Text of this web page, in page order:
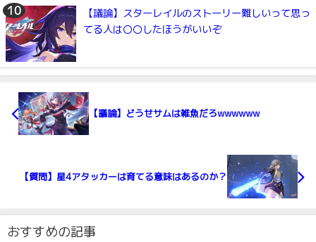
【議論】スターレイルのストーリー難しいって思っ
てる人は〇〇したほうがいいぞ
【議論】どうせサムは雑魚だろwwwwww
【質問】星4アタッカーは育てる意味はあるのか？
おすすめの記事